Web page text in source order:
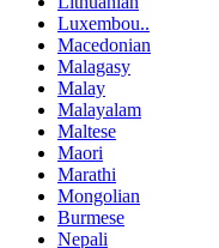
Luxembou..
Macedonian
Malagasy
Malay
Malayalam
Maltese
Maori
Marathi
Mongolian
Burmese
Nepali